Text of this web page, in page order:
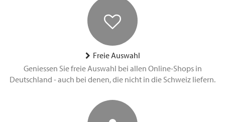
Freie Auswahl
Geniessen Sie freie Auswahl bei allen Online-Shops in
Deutschland - auch bei denen, die nicht in die Schweiz liefern.